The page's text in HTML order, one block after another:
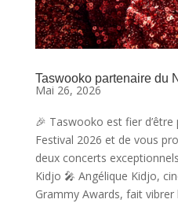
Taswooko partenaire du
Mai 26, 2026
🎉 Taswooko est fier
Festival 2026 et de vous
deux concerts
Kidjo 🎤 Angélique Kidjo,
Grammy Awards, fait